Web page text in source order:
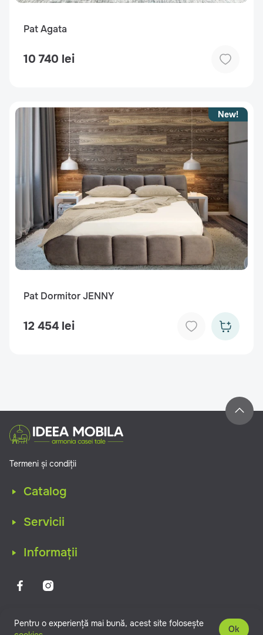
Pat Agata
10 740 lei
New!
Pat Dormitor JENNY
12 454 lei
Termeni și condiții
Catalog
Servicii
Informații
IDEEAMOBILA MOLDOVA © Copyright 2026. Toate drepturile
rezervate.
Pentru o experiență mai bună, acest site folosește
Ok